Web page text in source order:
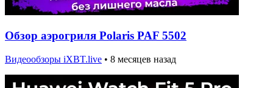
Обзор аэрогриля Polaris PAF 5502
Видеообзоры iXBT.live • 8 месяцев назад